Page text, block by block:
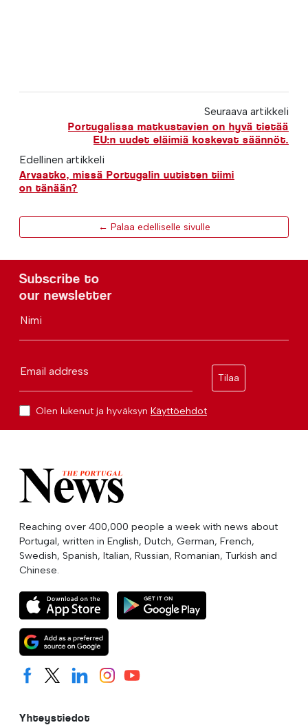
Seuraava artikkeli
Portugalissa matkustavien on hyvä tietää
EU:n uudet eläimiä koskevat säännöt.
Edellinen artikkeli
Arvaatko, missä Portugalin uutisten tiimi
on tänään?
← Palaa edelliselle sivulle
Subscribe to
our newsletter
Nimi
Email address
Tilaa
Olen lukenut ja hyväksyn Käyttöehdot
Reaching over 400,000 people a week with news about
Portugal, written in English, Dutch, German, French,
Swedish, Spanish, Italian, Russian, Romanian, Turkish and
Chinese.
Yhteystiedot